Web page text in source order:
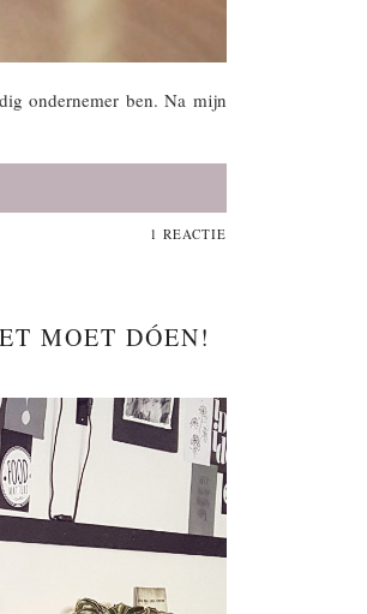
ondernemer ben. Na mijn
1 REACTIE
MOET DÓEN!